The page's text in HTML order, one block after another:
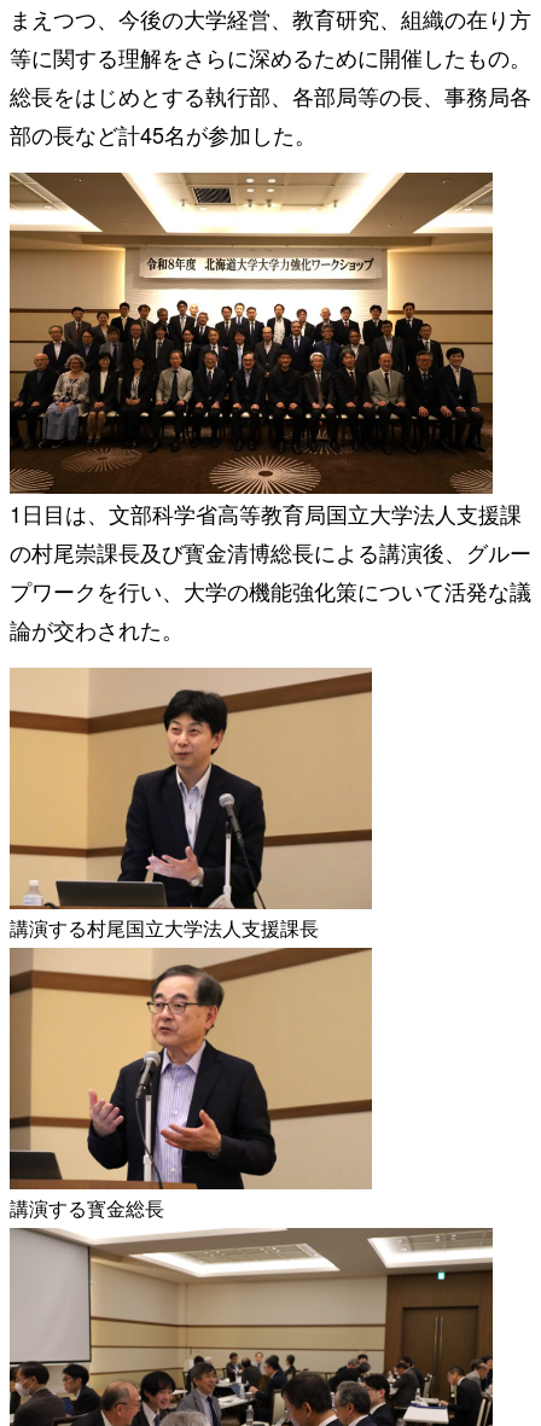
まえつつ、今後の大学経営、教育研究、組織の在り方
等に関する理解をさらに深めるために開催したもの。
総長をはじめとする執行部、各部局等の長、事務局各
部の長など計45名が参加した。
1日目は、文部科学省高等教育局国立大学法人支援課
の村尾崇課長及び寳金清博総長による講演後、グルー
プワークを行い、大学の機能強化策について活発な議
論が交わされた。
講演する村尾国立大学法人支援課長
講演する寳金総長